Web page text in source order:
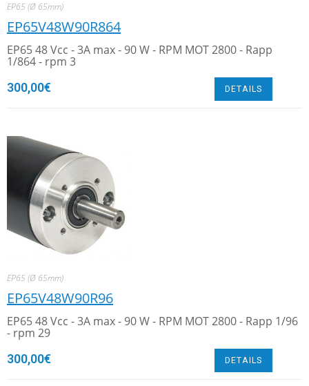
EP65 (Ø 65mm)
EP65V48W90R864
EP65 48 Vcc - 3A max - 90 W - RPM MOT 2800 - Rapp
1/864 - rpm 3
300,00€ DETAILS
EP65 (Ø 65mm)
EP65V48W90R96
EP65 48 Vcc - 3A max - 90 W - RPM MOT 2800 - Rapp 1/96
- rpm 29
300,00€ DETAILS